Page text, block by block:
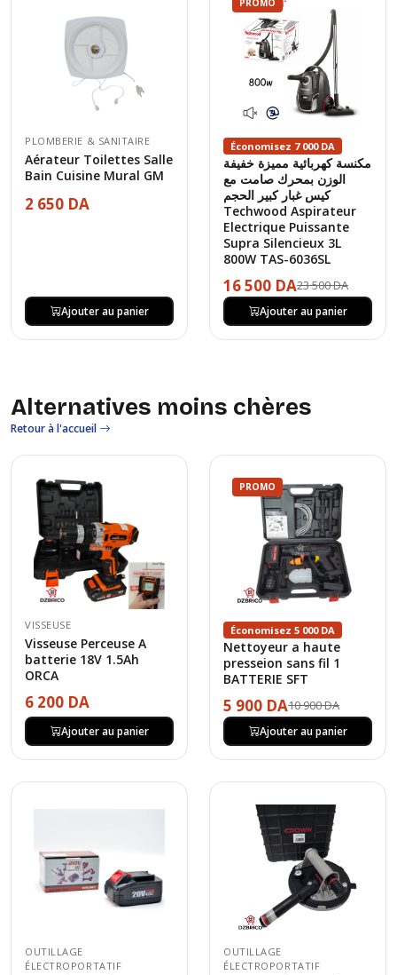
PLOMBERIE & SANITAIRE
Aérateur Toilettes Salle
Bain Cuisine Mural GM
2 650 DA
Ajouter au panier
PROMO
Économisez 7 000 DA
مكنسة كهربائية مميزة خفيفة
الوزن بمحرك صامت مع
كيس غبار كبير الحجم
Techwood Aspirateur
Electrique Puissante
Supra Silencieux 3L
800W TAS-6036SL
16 500 DA23 500 DA
Ajouter au panier
Alternatives moins chères
Retour à l'accueil
VISSEUSE
Visseuse Perceuse A
batterie 18V 1.5Ah
ORCA
6 200 DA
Ajouter au panier
PROMO
Économisez 5 000 DA
Nettoyeur a haute
presseion sans fil 1
BATTERIE SFT
5 900 DA10 900 DA
Ajouter au panier
OUTILLAGE
ÉLECTROPORTATIF
OUTILLAGE
ÉLECTROPORTATIF